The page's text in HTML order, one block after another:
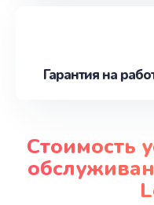
Гарантия на
Стоимость